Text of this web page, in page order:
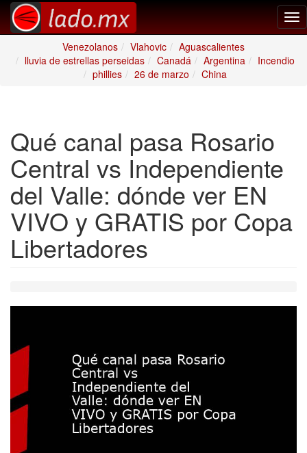
Venezolanos
Vlahovic
Aguascalientes
lluvia de estrellas perseidas
Canadá Argentina
Incendio
phillies
26 de marzo China
Qué canal pasa Rosario
Central vs Independiente
del Valle: dónde ver EN
VIVO y GRATIS por Copa
Libertadores